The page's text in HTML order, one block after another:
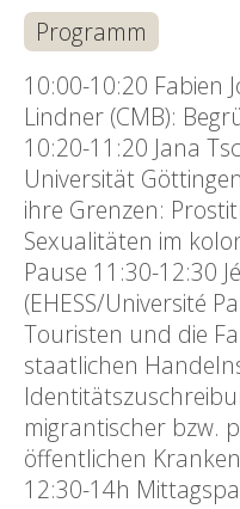
Programm
10:00-10:20 Fabien
Lindner (CMB):
10:20-11:20 Jana
Universität
ihre Grenzen:
Sexualitäten im
Pause 11:30-12:30
(EHESS/Université
Touristen und die
staatlichen
migrantischer bzw.
öffentlichen
12:30-14h